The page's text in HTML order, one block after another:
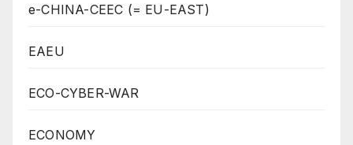
e-CHINA-CEEC (= EU-EAST)
EAEU
ECO-CYBER-WAR
ECONOMY